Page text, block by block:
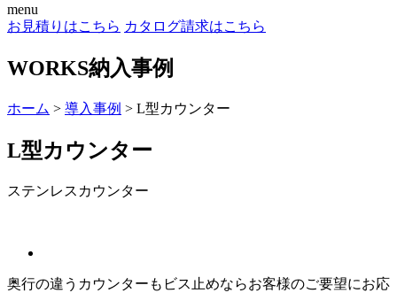
menu
お見積りはこちら カタログ請求はこちら
WORKS納入事例
ホーム > 導入事例 > L型カウンター
L型カウンター
ステンレスカウンター
奥行の違うカウンターもビス止めならお客様のご要望にお応